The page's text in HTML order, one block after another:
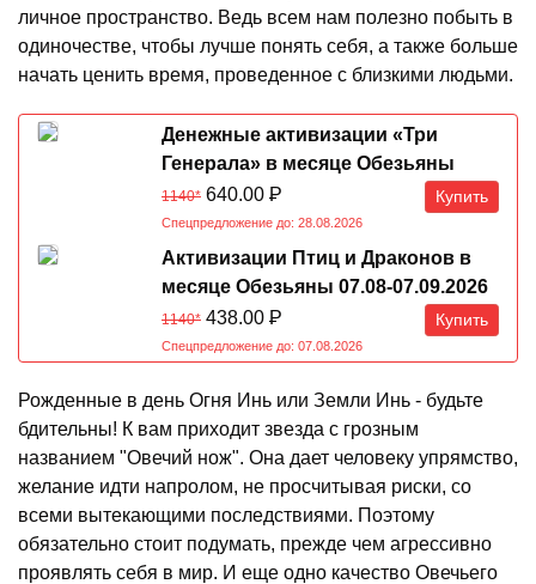
личное пространство. Ведь всем нам полезно побыть в
одиночестве, чтобы лучше понять себя, а также больше
начать ценить время, проведенное с близкими людьми.
Денежные активизации «Три
Генерала» в месяце Обезьяны
07.08-07.09.2026
1140* 640.00 Р Купить
Спецпредложение до: 28.08.2026
Активизации Птиц и Драконов в
месяце Обезьяны 07.08-07.09.2026
1140* 438.00 Р Купить
Спецпредложение до: 07.08.2026
Рожденные в день Огня Инь или Земли Инь - будьте
бдительны! К вам приходит звезда с грозным
названием "Овечий нож". Она дает человеку упрямство,
желание идти напролом, не просчитывая риски, со
всеми вытекающими последствиями. Поэтому
обязательно стоит подумать, прежде чем агрессивно
проявлять себя в мир. И еще одно качество Овечьего